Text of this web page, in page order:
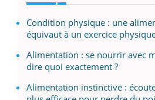
Condition physique : une
équivaut à un exercice
Alimentation : se nourrir avec
dire quoi exactement ?
Alimentation instinctive :